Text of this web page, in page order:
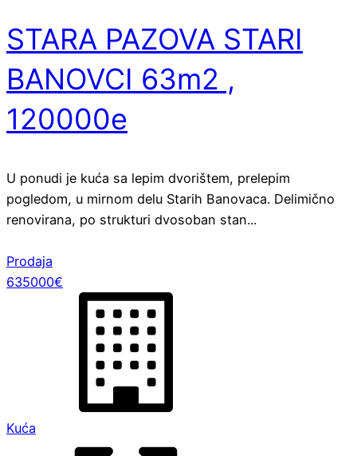
STARA PAZOVA STARI
BANOVCI 63m2 ,
120000e
U ponudi je kuća sa lepim dvorištem, prelepim
pogledom, u mirnom delu Starih Banovaca. Delimično
renovirana, po strukturi dvosoban stan...
Prodaja
635000€
Kuća